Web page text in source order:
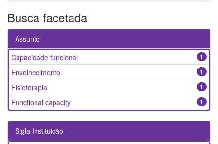
Busca facetada
Assunto
1
Capacidade funcional
1
Envelhecimento
1
Fisioterapia
1
Functional capacity
Sigla Instituição